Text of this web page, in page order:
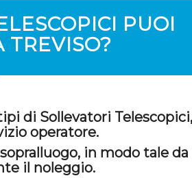
PUOI
TREVISO?
di Sollevatori
operatore.
in modo tale da
il noleggio.